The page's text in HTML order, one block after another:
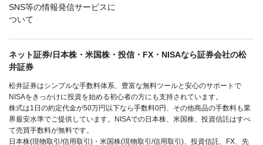
SNS等の情報発信サービスに
ついて
ネット証券/日本株・米国株・投信・FX・NISAなら証券会社の松
井証券
松井証券はシンプルな手数料体系、豊富な無料ツールと安心のサポートで
NISAをきっかけに投資を始める初心者の方にも支持されています。
株式は1日の約定代金が50万円以下なら手数料0円、その他商品の手数料も業
界最安水準でご提供しています。NISAでの日本株、米国株、投資信託はすべ
て売買手数料が無料です。
日本株(現物取引/信用取引)・米国株(現物取引/信用取引)、投資信託、FX、先